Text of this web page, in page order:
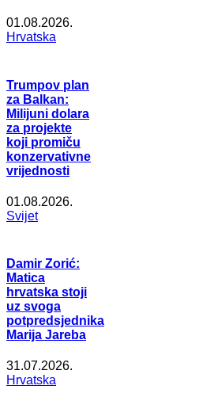
01.08.2026.
Hrvatska
Trumpov plan
za Balkan:
Milijuni dolara
za projekte
koji promiču
konzervativne
vrijednosti
01.08.2026.
Svijet
Damir Zorić:
Matica
hrvatska stoji
uz svoga
potpredsjednika
Marija Jareba
31.07.2026.
Hrvatska